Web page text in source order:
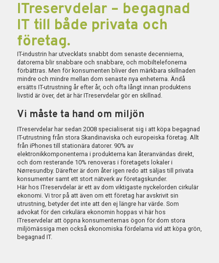
ITreservdelar – begagnad
IT till både privata och
företag.
IT-industrin har utvecklats snabbt dom senaste decennierna,
datorerna blir snabbare och snabbare, och mobiltelefonerna
förbättras. Men för konsumenten bliver den märkbara skillnaden
mindre och mindre mellan dom senaste nya enheterna. Ändå
ersätts IT-utrustning år efter år, och ofta långt innan produktens
livstid är över, det är här ITreservdelar gör en skillnad.
Vi måste ta hand om miljön
ITreservdelar har sedan 2008 specialiserat sig i att köpa begagnad
IT-utrustning från stora Skandinaviska och europeiska företag. Allt
från iPhones till stationära datorer. 90% av
elektronikkomponenterna i produkterna kan återanvändas direkt,
och dom resterande 10% renoveras i företagets lokaler i
Nørresundby. Därefter är dom åter igen redo att säljas till privata
konsumenter samt ett stort nätverk av företagskunder.
Här hos ITreservdelar är ett av dom viktigaste nyckelorden cirkulär
ekonomi. Vi tror på att även om ett företag har avskrivit sin
utrustning, betyder det inte att den ej längre har värde. Som
advokat för den cirkulära ekonomin hoppas vi här hos
ITreservdelar att öppna konsumenternas ögon för dom stora
miljömässiga men också ekonomiska fördelarna vid att köpa grön,
begagnad IT.